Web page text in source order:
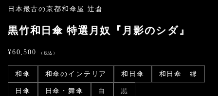
日本最古の京都和傘屋 辻倉
黒竹和日傘 特選月奴『月影のシダ』
セール価格
¥60,500
和傘 和傘のインテリア 和日傘 和日傘 縁
日傘 日傘・舞傘 白 黒